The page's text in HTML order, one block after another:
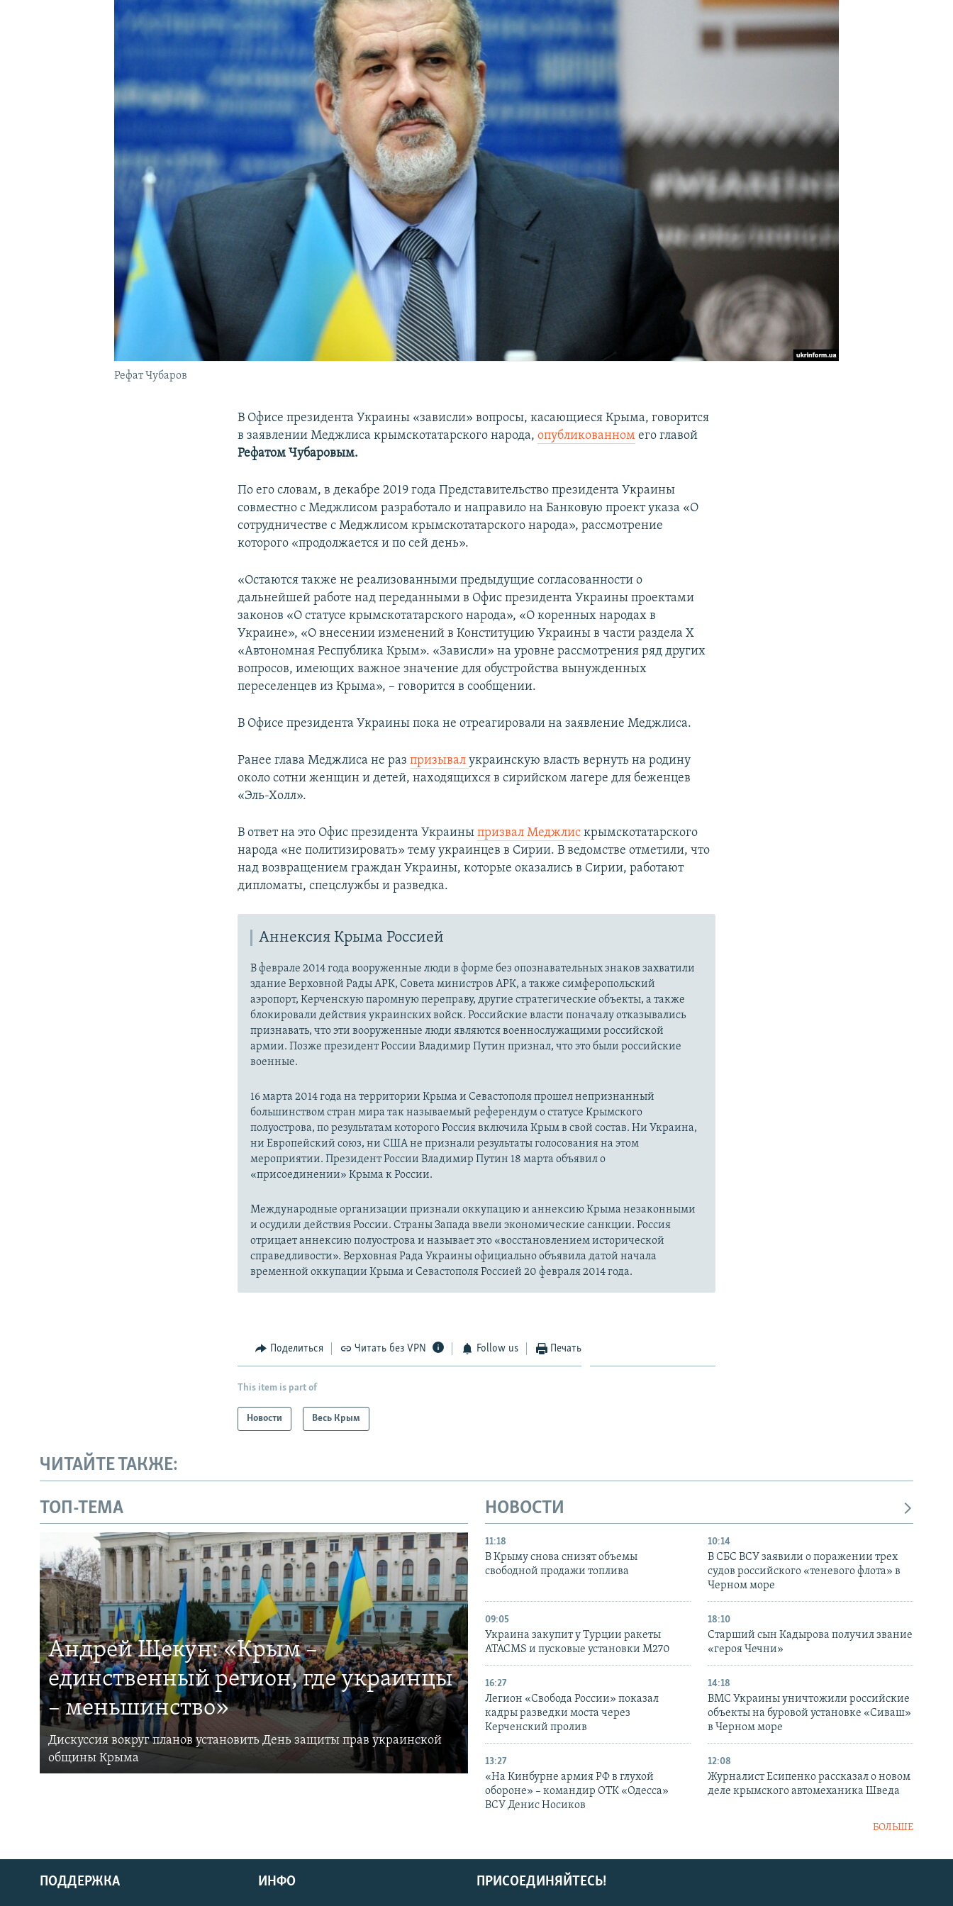
УКРАИНСКАЯ ПРОБЛЕМА КРЫМА
Рефат Чубаров
В Офисе президента Украины «зависли» вопросы, касающиеся Крыма, говорится
в заявлении Меджлиса крымскотатарского народа,опубликованном его главой
Рефатом Чубаровым.
По его словам, в декабре 2019 года Представительство президента Украины
совместно с Меджлисом разработало и направило на Банковую проект указа «О
сотрудничестве с Меджлисом крымскотатарского народа», рассмотрение
которого «продолжается и по сей день».
«Остаются также не реализованными предыдущие согласованности о
дальнейшей работе над переданными в Офис президента Украины проектами
законов «О статусе крымскотатарского народа», «О коренных народах в
Украине», «О внесении изменений в Конституцию Украины в части раздела Х
«Автономная Республика Крым». «Зависли» на уровне рассмотрения ряд других
вопросов, имеющих важное значение для обустройства вынужденных
переселенцев из Крыма», – говорится в сообщении.
В Офисе президента Украины пока не отреагировали на заявление Меджлиса.
Ранее глава Меджлиса не разпризывалукраинскую власть вернуть на родину
около сотни женщин и детей, находящихся в сирийском лагере для беженцев
«Эль-Холл».
В ответ на это Офис президента Украиныпризвал Меджлис крымскотатарского
народа «не политизировать» тему украинцев в Сирии. В ведомстве отметили, что
над возвращением граждан Украины, которые оказались в Сирии, работают
дипломаты, спецслужбы и разведка.
Аннексия Крыма Россией
В феврале 2014 года вооруженные люди в форме без опознавательных знаков захватили
здание Верховной Рады АРК, Совета министров АРК, а также симферопольский
аэропорт, Керченскую паромную переправу, другие стратегические объекты, а также
блокировали действия украинских войск. Российские власти поначалу отказывались
признавать, что эти вооруженные люди являются военнослужащими российской
армии. Позже президент России Владимир Путин признал, что это были российские
военные.
16 марта 2014 года на территории Крыма и Севастополя прошел непризнанный
большинством стран мира так называемый референдум о статусе Крымского
полуострова, по результатам которого Россия включила Крым в свой состав. Ни Украина,
ни Европейский союз, ни США не признали результаты голосования на этом
мероприятии. Президент России Владимир Путин 18 марта объявил о
«присоединении» Крыма к России.
Международные организации признали оккупацию и аннексию Крыма незаконными
и осудили действия России. Страны Запада ввели экономические санкции. Россия
отрицает аннексию полуострова и называет это «восстановлением исторической
справедливости». Верховная Рада Украины официально объявила датой начала
временной оккупации Крыма и Севастополя Россией 20 февраля 2014 года.
Поделиться Читать без VPN Follow us Печать
This item is part of
Новости Весь Крым
ЧИТАЙТЕ ТАКЖЕ:
ТОП-ТЕМА
Андрей Щекун: «Крым –
единственный регион, где украинцы
– меньшинство»
Дискуссия вокруг планов установить День защиты прав украинской
общины Крыма
НОВОСТИ
11:18
В Крыму снова снизят объемы
свободной продажи топлива
10:14
В СБС ВСУ заявили о поражении трех
судов российского «теневого флота» в
Черном море
09:05
Украина закупит у Турции ракеты
ATACMS и пусковые установки M270
18:10
Старший сын Кадырова получил звание
«героя Чечни»
16:27
Легион «Свобода России» показал
кадры разведки моста через
Керченский пролив
14:18
ВМС Украины уничтожили российские
объекты на буровой установке «Сиваш»
в Черном море
13:27
«На Кинбурне армия РФ в глухой
обороне» – командир ОТК «Одесса»
ВСУ Денис Носиков
12:08
Журналист Есипенко рассказал о новом
деле крымского автомеханика Шведа
БОЛЬШЕ
ПРИСОЕДИНЯЙТЕСЬ!
ПОДДЕРЖКА ИНФО